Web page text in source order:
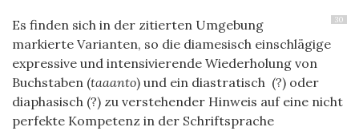
30
Es finden sich in der zitierten Umgebung
markierte Varianten, so die diamesisch einschlägige
expressive und intensivierende Wiederholung von
Buchstaben (taaanto) und ein diastratisch (?) oder
diaphasisch (?) zu verstehender Hinweis auf eine nicht
perfekte Kompetenz in der Schriftsprache